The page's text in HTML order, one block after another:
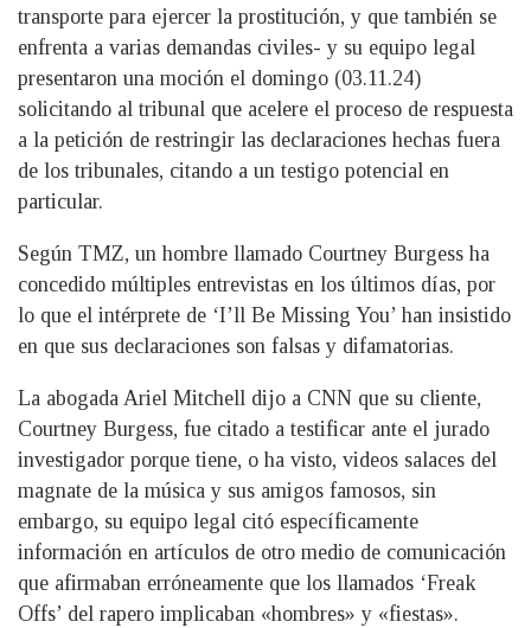
transporte para ejercer la prostitución, y que también se
enfrenta a varias demandas civiles- y su equipo legal
presentaron una moción el domingo (03.11.24)
solicitando al tribunal que acelere el proceso de respuesta
a la petición de restringir las declaraciones hechas fuera
de los tribunales, citando a un testigo potencial en
particular.
Según TMZ, un hombre llamado Courtney Burgess ha
concedido múltiples entrevistas en los últimos días, por
lo que el intérprete de ‘I’ll Be Missing You’ han insistido
en que sus declaraciones son falsas y difamatorias.
La abogada Ariel Mitchell dijo a CNN que su cliente,
Courtney Burgess, fue citado a testificar ante el jurado
investigador porque tiene, o ha visto, videos salaces del
magnate de la música y sus amigos famosos, sin
embargo, su equipo legal citó específicamente
información en artículos de otro medio de comunicación
que afirmaban erróneamente que los llamados ‘Freak
Offs’ del rapero implicaban «hombres» y «fiestas».